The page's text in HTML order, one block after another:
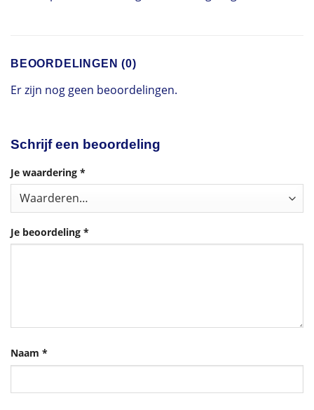
BEOORDELINGEN (0)
Er zijn nog geen beoordelingen.
Schrijf een beoordeling
Je waardering *
Je beoordeling *
Naam *